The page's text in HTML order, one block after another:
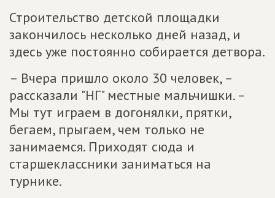
Строительство детской площадки
закончилось несколько дней назад, и
здесь уже постоянно собирается детвора.
– Вчера пришло около 30 человек, –
рассказали "НГ" местные мальчишки. –
Мы тут играем в догонялки, прятки,
бегаем, прыгаем, чем только не
занимаемся. Приходят сюда и
старшеклассники заниматься на
турнике.